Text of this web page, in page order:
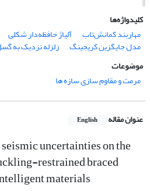
کلیدواژه‌ها
مهاربند کمانش‌تاب
آلیاژ حافظه‌دار شکلی
مدل جایگزین کریجینگ
زلزله نزدیک به
موضوعات
مرمت و مقاوم سازی سازه ها
عنوان مقاله English
uncertainties on the
restrained braced
materials